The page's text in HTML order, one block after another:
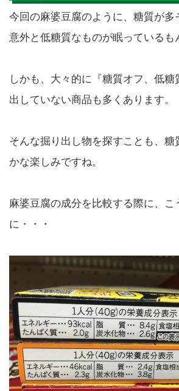
今回の麻婆豆腐のように、糖質が多
意外と低糖質なものが眠っているも
しかも、大々的に『糖質オフ、低糖
出していない商品も多くあります。
そんな掘り出し物を探すことも、糖
かな楽しみですね。
麻婆豆腐の成分を比較する際に、こ
に・・・